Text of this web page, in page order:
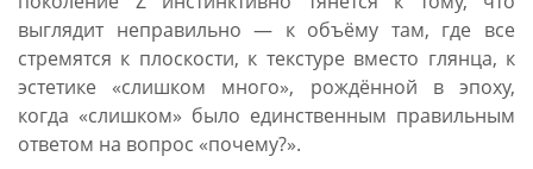
выглядит неправильно — к объёму там, где все
стремятся к плоскости, к текстуре вместо глянца, к
эстетике «слишком много», рождённой в эпоху,
когда «слишком» было единственным правильным
ответом на вопрос «почему?».